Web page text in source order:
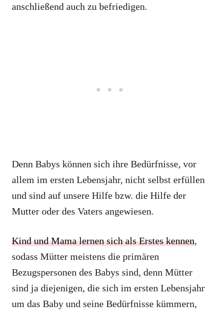
anschließend auch zu befriedigen.
Denn Babys können sich ihre Bedürfnisse, vor
allem im ersten Lebensjahr, nicht selbst erfüllen
und sind auf unsere Hilfe bzw. die Hilfe der
Mutter oder des Vaters angewiesen.
Kind und Mama lernen sich als Erstes kennen,
sodass Mütter meistens die primären
Bezugspersonen des Babys sind, denn Mütter
sind ja diejenigen, die sich im ersten Lebensjahr
um das Baby und seine Bedürfnisse kümmern,